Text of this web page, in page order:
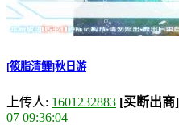
[筱脂清鲤]秋日游
上传人: 1601232883 [买断出商]
07 09:36:04